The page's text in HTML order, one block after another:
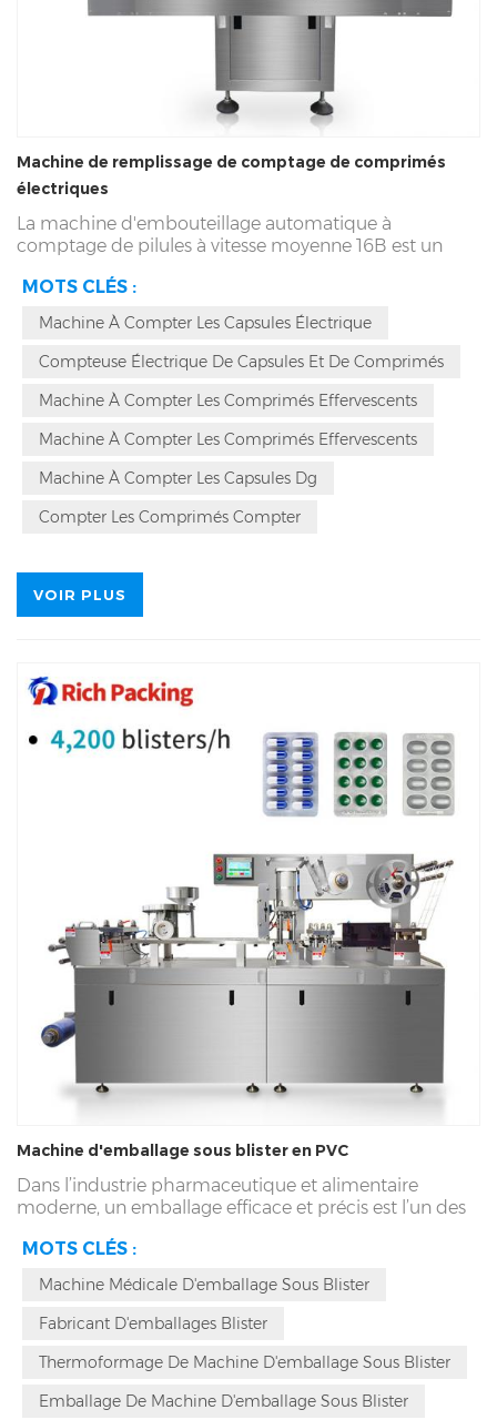
Machine de remplissage de comptage de comprimés
électriques
La machine d'embouteillage automatique à
comptage de pilules à vitesse moyenne 16B est un
essentiel qui nécessite un contrôle précis du flux de
matériaux et du processus d'embouteillage. La
technologie des yeux photoélectriques pour la
détection précise des objets et le contrôle de la
domaine de l'emballage automatisé moderne. Cet
la technologie des yeux photoélectriques dans la
machine d'embouteillage compteuse à vitesse
moyenne 16B.
MOTS CLÉS :
Machine À Compter Les Capsules Électrique
Compteuse Électrique De Capsules Et De Comprimés
Machine À Compter Les Comprimés Effervescents
Machine À Compter Les Comprimés Effervescents
Machine À Compter Les Capsules Dg
Compter Les Comprimés Compter
VOIR PLUS
Machine d'emballage sous blister en PVC
Dans l’industrie pharmaceutique et alimentaire
moderne, un emballage efficace et précis est l’un des
machine d'emballage sous blister DPP, un
équipement d'emballage automatisé avancé équipé
d'un PLC Siemens. Cette machine est principalement
utilisée pour placer divers produits, tels que des
blister.
MOTS CLÉS :
Machine Médicale D'emballage Sous Blister
Fabricant D'emballages Blister
Thermoformage De Machine D'emballage Sous Blister
Emballage De Machine D'emballage Sous Blister